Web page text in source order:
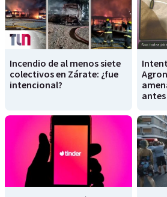
Incendio de al menos siete
colectivos en Zárate: ¿fue
intencional?